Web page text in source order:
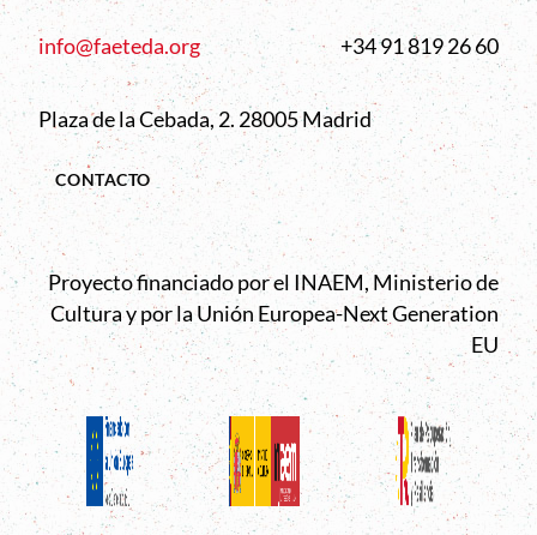
info@faeteda.org +34 91 819 26 60
Plaza de la Cebada, 2. 28005 Madrid
CONTACTO
Proyecto financiado por el INAEM, Ministerio de
Cultura y por la Unión Europea-Next Generation
EU